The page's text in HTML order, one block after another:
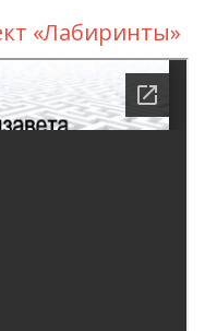
«Лабиринты»